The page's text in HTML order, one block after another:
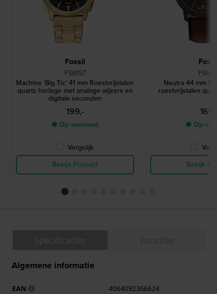
Fossil
FS6157
Machine ‘Big Ticʼ 41 mm Roestvrijstalen
quartz horloge met analoge wijzers en
digitale seconden
199,-
● Op voorraad
Vergelijk
Bekijk Product
Neutra 44 mm
roestvrijstalen
● Op
Bekijk
Algemene informatie
EAN
4064092366624